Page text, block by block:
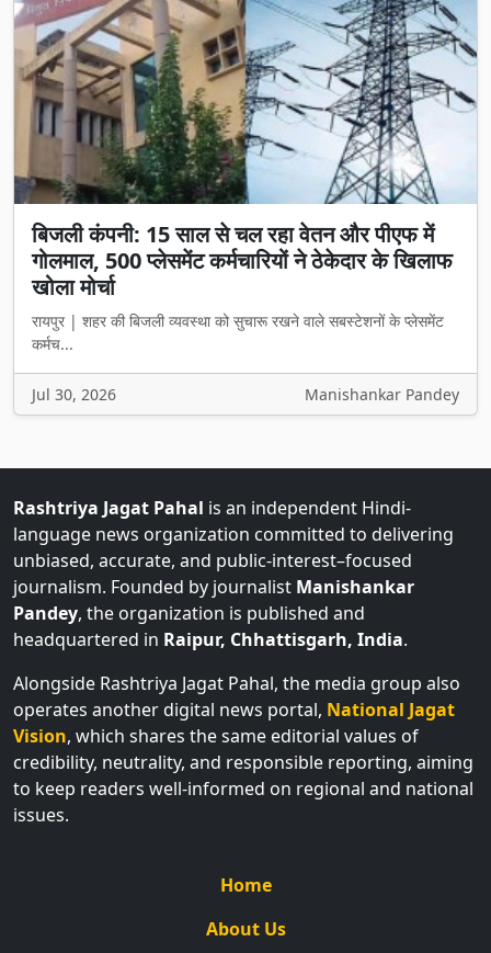
बिजली कंपनी: 15 साल से चल रहा वेतन और पीएफ में
गोलमाल, 500 प्लेसमेंट कर्मचारियों ने ठेकेदार के खिलाफ
खोला मोर्चा
रायपुर | शहर की बिजली व्यवस्था को सुचारू रखने वाले सबस्टेशनों के प्लेसमेंट
कर्मच...
Jul 30, 2026 Manishankar Pandey
Rashtriya Jagat Pahal is an independent Hindi-
language news organization committed to delivering
unbiased, accurate, and public-interest–focused
journalism. Founded by journalist Manishankar
Pandey, the organization is published and
headquartered in Raipur, Chhattisgarh, India.
Alongside Rashtriya Jagat Pahal, the media group also
operates another digital news portal, National Jagat
Vision, which shares the same editorial values of
credibility, neutrality, and responsible reporting, aiming
to keep readers well-informed on regional and national
issues.
Home
About Us